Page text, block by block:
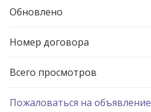
Обновлено
Номер договора
Всего просмотров
Пожаловаться на объявление